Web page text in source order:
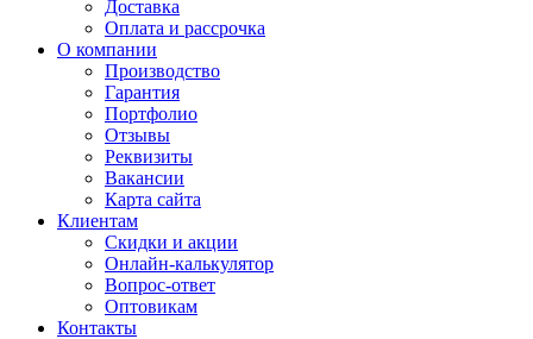
Доставка
Оплата и рассрочка
О компании
Производство
Гарантия
Портфолио
Отзывы
Реквизиты
Вакансии
Карта сайта
Клиентам
Скидки и акции
Онлайн-калькулятор
Вопрос-ответ
Оптовикам
Контакты